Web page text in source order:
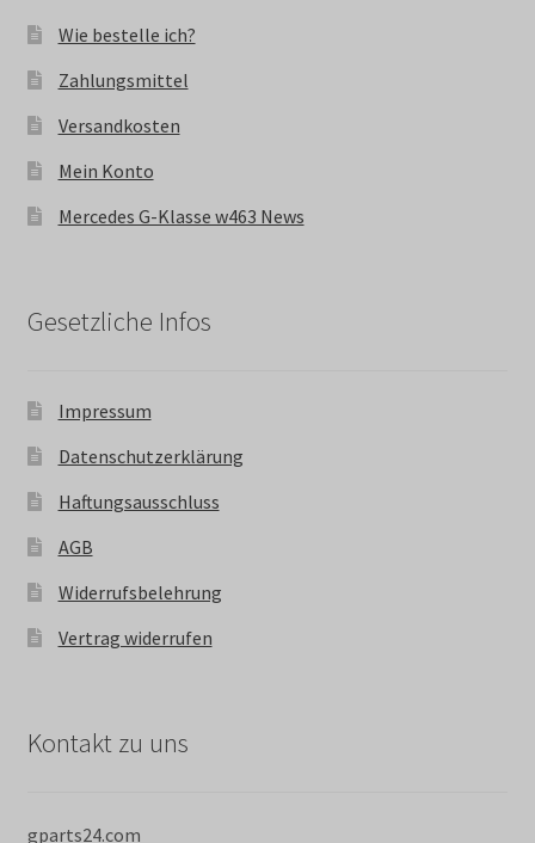
Wie bestelle ich?
Zahlungsmittel
Versandkosten
Mein Konto
Mercedes G-Klasse w463 News
Gesetzliche Infos
Impressum
Datenschutzerklärung
Haftungsausschluss
AGB
Widerrufsbelehrung
Vertrag widerrufen
Kontakt zu uns
gparts24.com